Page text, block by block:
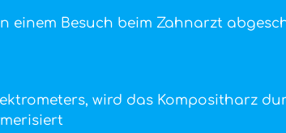
einem Besuch beim Zahnarzt
wird das Kompositharz